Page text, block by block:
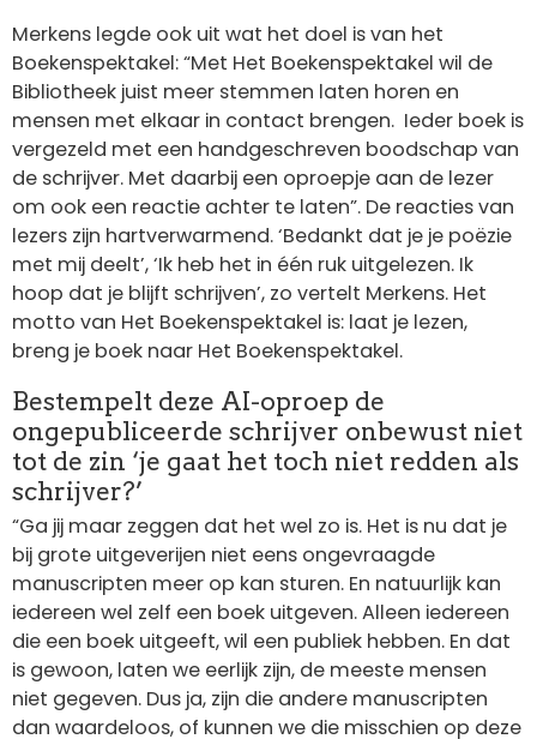
Merkens legde ook uit wat het doel is van het
Boekenspektakel: “Met Het Boekenspektakel wil de
Bibliotheek juist meer stemmen laten horen en
mensen met elkaar in contact brengen. Ieder boek is
vergezeld met een handgeschreven boodschap van
de schrijver. Met daarbij een oproepje aan de lezer
om ook een reactie achter te laten”. De reacties van
lezers zijn hartverwarmend. ‘Bedankt dat je je poëzie
met mij deelt’, ‘Ik heb het in één ruk uitgelezen. Ik
hoop dat je blijft schrijven’, zo vertelt Merkens. Het
motto van Het Boekenspektakel is: laat je lezen,
breng je boek naar Het Boekenspektakel.
Bestempelt deze AI-oproep de
ongepubliceerde schrijver onbewust niet
tot de zin ‘je gaat het toch niet redden als
schrijver?’
“Ga jij maar zeggen dat het wel zo is. Het is nu dat je
bij grote uitgeverijen niet eens ongevraagde
manuscripten meer op kan sturen. En natuurlijk kan
iedereen wel zelf een boek uitgeven. Alleen iedereen
die een boek uitgeeft, wil een publiek hebben. En dat
is gewoon, laten we eerlijk zijn, de meeste mensen
niet gegeven. Dus ja, zijn die andere manuscripten
dan waardeloos, of kunnen we die misschien op deze